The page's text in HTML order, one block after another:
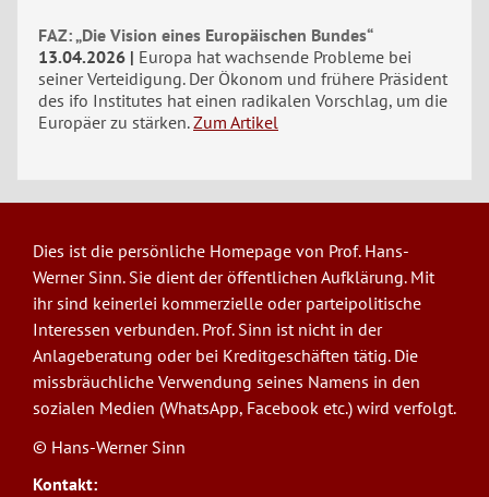
FAZ: „Die Vision eines Europäischen Bundes“
13.04.2026
Europa hat wachsende Probleme bei
seiner Verteidigung. Der Ökonom und frühere Präsident
des ifo Institutes hat einen radikalen Vorschlag, um die
Europäer zu stärken. Zum Artikel
Dies ist die persönliche Homepage von Prof. Hans-
Werner Sinn. Sie dient der öffentlichen Aufklärung. Mit
ihr sind keinerlei kommerzielle oder parteipolitische
Interessen verbunden. Prof. Sinn ist nicht in der
Anlageberatung oder bei Kreditgeschäften tätig. Die
missbräuchliche Verwendung seines Namens in den
sozialen Medien (WhatsApp, Facebook etc.) wird verfolgt.
© Hans-Werner Sinn
Kontakt: